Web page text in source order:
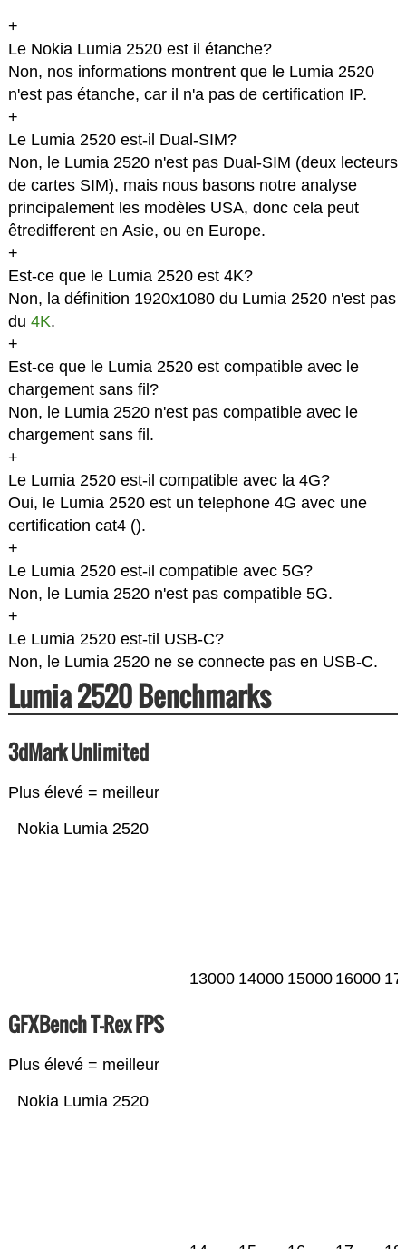
+
Le Nokia Lumia 2520 est il étanche?
Non, nos informations montrent que le Lumia 2520
n'est pas étanche, car il n'a pas de certification IP.
+
Le Lumia 2520 est-il Dual-SIM?
Non, le Lumia 2520 n'est pas Dual-SIM (deux lecteurs
de cartes SIM), mais nous basons notre analyse
principalement les modèles USA, donc cela peut
êtredifferent en Asie, ou en Europe.
+
Est-ce que le Lumia 2520 est 4K?
Non, la définition 1920x1080 du Lumia 2520 n'est pas
du 4K.
+
Est-ce que le Lumia 2520 est compatible avec le
chargement sans fil?
Non, le Lumia 2520 n'est pas compatible avec le
chargement sans fil.
+
Le Lumia 2520 est-il compatible avec la 4G?
Oui, le Lumia 2520 est un telephone 4G avec une
certification cat4 ().
+
Le Lumia 2520 est-il compatible avec 5G?
Non, le Lumia 2520 n'est pas compatible 5G.
+
Le Lumia 2520 est-til USB-C?
Non, le Lumia 2520 ne se connecte pas en USB-C.
Lumia 2520 Benchmarks
3dMark Unlimited
Plus élevé = meilleur
Nokia Lumia 2520
13000 14000 15000 16000
GFXBench T-Rex FPS
Plus élevé = meilleur
Nokia Lumia 2520